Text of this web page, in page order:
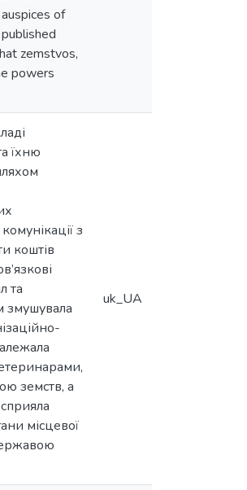
of
zemstvos,
powers
їхню
з
коштів
та
змушувала
земств, а
місцевої
uk_UA